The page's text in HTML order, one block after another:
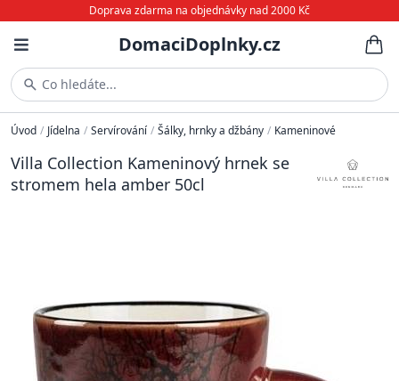
Doprava zdarma na objednávky nad 2000 Kč
DomaciDoplnky.cz
Co hledáte...
Úvod / Jídelna / Servírování / Šálky, hrnky a džbány / Kameninové
Villa Collection Kameninový hrnek se
stromem hela amber 50cl